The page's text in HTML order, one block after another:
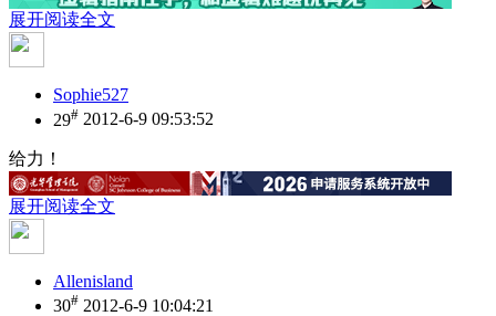
展开阅读全文
Sophie527
29# 2012-6-9 09:53:52
给力！
展开阅读全文
Allenisland
30# 2012-6-9 10:04:21